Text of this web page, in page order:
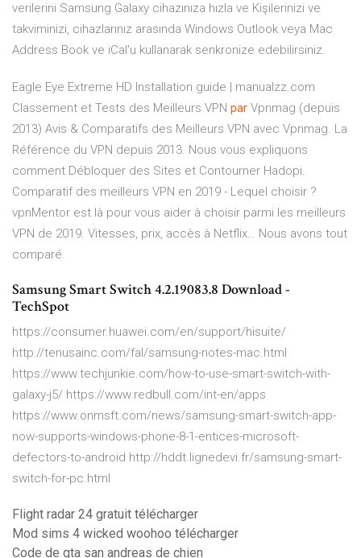
verilerini Samsung Galaxy cihazınıza hızla ve Kişilerinizi ve
takviminizi, cihazlarınız arasında Windows Outlook veya Mac
Address Book ve iCal'u kullanarak senkronize edebilirsiniz.
Eagle Eye Extreme HD Installation guide | manualzz.com
Classement et Tests des Meilleurs VPN par Vpnmag (depuis
2013) Avis & Comparatifs des Meilleurs VPN avec Vpnmag. La
Référence du VPN depuis 2013. Nous vous expliquons
comment Débloquer des Sites et Contourner Hadopi.
Comparatif des meilleurs VPN en 2019 - Lequel choisir ?
vpnMentor est là pour vous aider à choisir parmi les meilleurs
VPN de 2019. Vitesses, prix, accès à Netflix… Nous avons tout
comparé.
Samsung Smart Switch 4.2.19083.8 Download -
TechSpot
https://consumer.huawei.com/en/support/hisuite/
http://tenusainc.com/fal/samsung-notes-mac.html
https://www.techjunkie.com/how-to-use-smart-switch-with-
galaxy-j5/ https://www.redbull.com/int-en/apps
https://www.onmsft.com/news/samsung-smart-switch-app-
now-supports-windows-phone-8-1-entices-microsoft-
defectors-to-android http://hddt.lignedevi.fr/samsung-smart-
switch-for-pc.html
Flight radar 24 gratuit télécharger
Mod sims 4 wicked woohoo télécharger
Code de gta san andreas de chien